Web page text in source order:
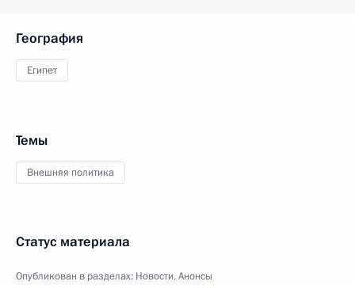
География
Египет
Темы
Внешняя политика
Статус материала
Опубликован в разделах: Новости,Анонсы